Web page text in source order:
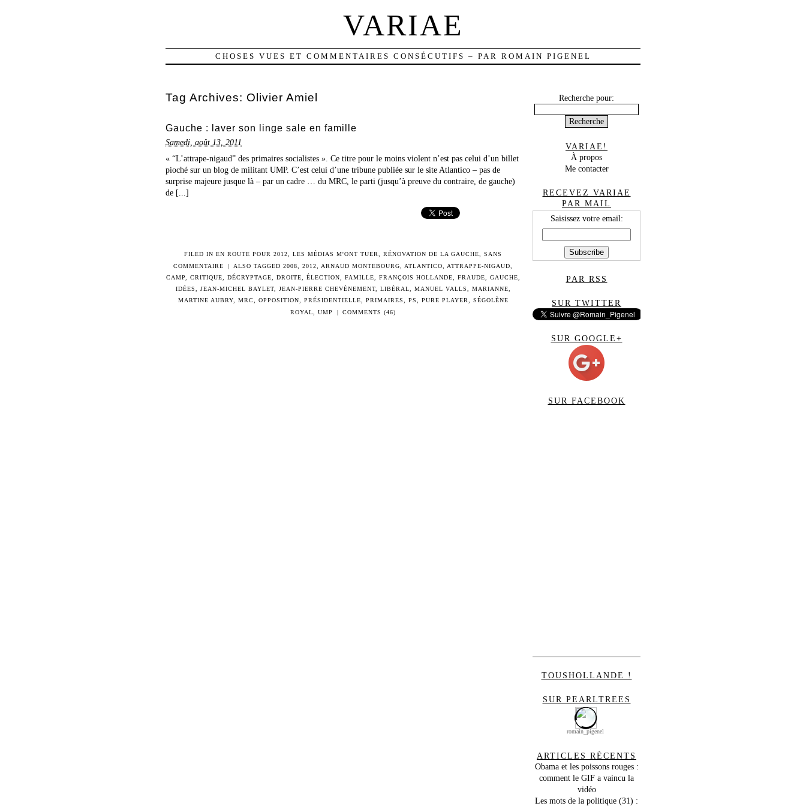
VARIAE
CHOSES VUES ET COMMENTAIRES CONSÉCUTIFS – PAR ROMAIN PIGENEL
Tag Archives: Olivier Amiel
Gauche : laver son linge sale en famille
Samedi, août 13, 2011
« “L’attrape-nigaud” des primaires socialistes ». Ce titre pour le moins violent n’est pas celui d’un billet
pioché sur un blog de militant UMP. C’est celui d’une tribune publiée sur le site Atlantico – pas de
surprise majeure jusque là – par un cadre … du MRC, le parti (jusqu’à preuve du contraire, de gauche)
de [...]
FILED IN EN ROUTE POUR 2012 LES MÉDIAS M'ONT TUER RÉNOVATION DE LA GAUCHE
SANS
COMMENTAIRE
| ALSO TAGGED 2008 2012 ARNAUD MONTEBOURG ATLANTICO ATTRAPPE-NIGAUD
CAMP
CRITIQUE DÉCRYPTAGE DROITE ÉLECTION FAMILLE FRANÇOIS HOLLANDE FRAUDE GAUCHE
IDÉES
JEAN-MICHEL BAYLET, JEAN-PIERRE CHEVÈNEMENT, LIBÉRAL MANUEL VALLS MARIANNE
MARTINE AUBRY, MRC OPPOSITION PRÉSIDENTIELLE PRIMAIRES PS PURE PLAYER
SÉGOLÈNE
ROYAL
,UMP | COMMENTS (46)
Recherche pour:
VARIAE!
À propos
Me contacter
RECEVEZ VARIAE
PAR MAIL
Saisissez votre email:
PAR RSS
SUR TWITTER
SUR GOOGLE+
SUR FACEBOOK
TOUSHOLLANDE !
SUR PEARLTREES
romain_pigenel
ARTICLES RÉCENTS
Obama et les poissons rouges :
comment le GIF a vaincu la
vidéo
Les mots de la politique (31) :